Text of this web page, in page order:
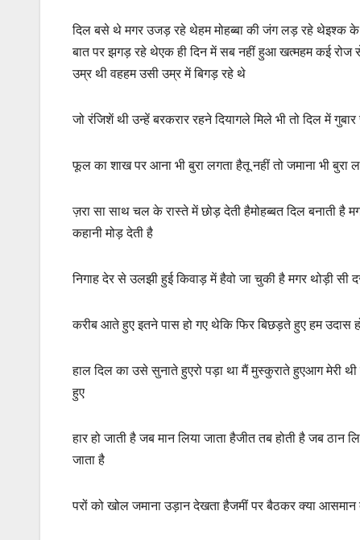
दिल बसे थे मगर उजड़ रहे थेहम मोहब्बा की जंग लड़ रहे थेइश्क
बात पर झगड़ रहे थेएक ही दिन में सब नहीं हुआ खत्महम कई रोज
उम्र थी वहहम उसी उम्र में बिगड़ रहे थे
जो रंजिशें थी उन्हें बरकरार रहने दियागले मिले भी तो दिल में
फूल का शाख पर आना भी बुरा लगता हैतू नहीं तो जमाना भी बुरा
ज़रा सा साथ चल के रास्ते में छोड़ देती हैमोहब्बत दिल बनाती है
कहानी मोड़ देती है
निगाह देर से उलझी हुई किवाड़ में हैवो जा चुकी है मगर थोड़ी
करीब आते हुए इतने पास हो गए थेकि फिर बिछड़ते हुए हम उदास
हाल दिल का उसे सुनाते हुएरो पड़ा था मैं मुस्कुराते हुएआग मेरी
हुए
हार हो जाती है जब मान लिया जाता हैजीत तब होती है जब
जाता है
परों को खोल जमाना उड़ान देखता हैजमीं पर बैठकर क्या आसमान